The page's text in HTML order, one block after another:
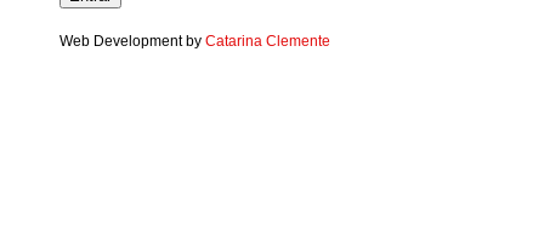
Web Development by Catarina Clemente